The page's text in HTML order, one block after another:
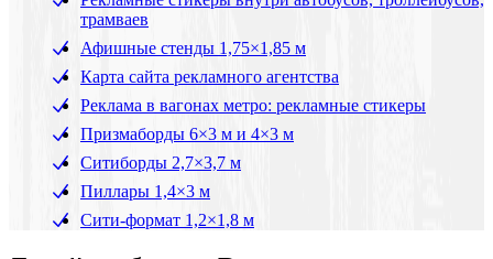
трамваев
Афишные стенды 1,75×1,85 м
Карта сайта рекламного агентства
Реклама в вагонах метро: рекламные стикеры
Призмаборды 6×3 м и 4×3 м
Ситиборды 2,7×3,7 м
Пиллары 1,4×3 м
Сити-формат 1,2×1,8 м